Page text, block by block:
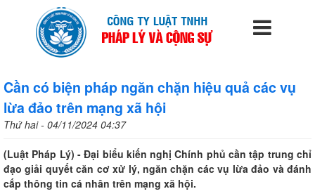
Cần có biện pháp ngăn chặn hiệu quả các vụ
lừa đảo trên mạng xã hội
Thứ hai - 04/11/2024 04:37
(Luật Pháp Lý) - Đại biểu kiến nghị Chính phủ cần tập trung chỉ
đạo giải quyết căn cơ xử lý, ngăn chặn các vụ lừa đảo và đánh
cắp thông tin cá nhân trên mạng xã hội.